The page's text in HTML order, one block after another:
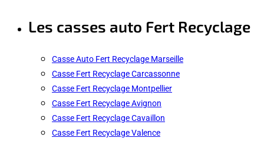
Les casses auto Fert Recyclage
Casse Auto Fert Recyclage Marseille
Casse Fert Recyclage Carcassonne
Casse Fert Recyclage Montpellier
Casse Fert Recyclage Avignon
Casse Fert Recyclage Cavaillon
Casse Fert Recyclage Valence